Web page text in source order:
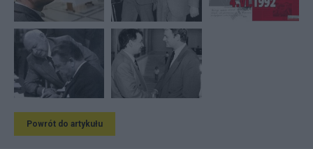
Powrót do artykułu